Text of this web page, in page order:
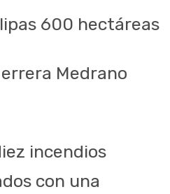
600 hectáreas
Medrano
incendios
con una